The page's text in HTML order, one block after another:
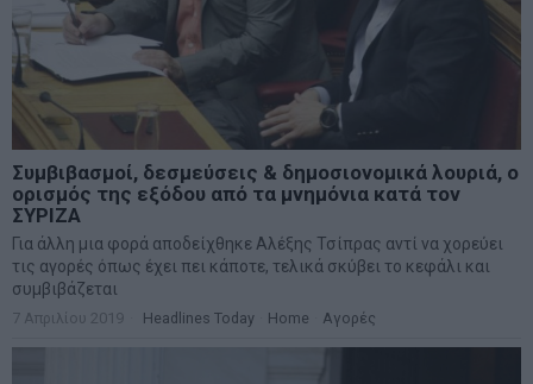
Συμβιβασμοί, δεσμεύσεις & δημοσιονομικά λουριά, ο
ορισμός της εξόδου από τα μνημόνια κατά τον
ΣΥΡΙΖΑ
Για άλλη μια φορά αποδείχθηκε Αλέξης Τσίπρας αντί να χορεύει
τις αγορές όπως έχει πει κάποτε, τελικά σκύβει το κεφάλι και
συμβιβάζεται
7 Απριλίου 2019 Headlines Today Home Αγορές